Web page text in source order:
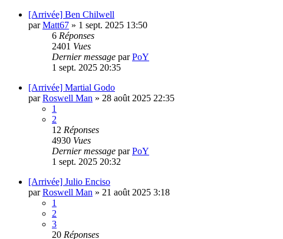
[Arrivée] Ben Chilwell
parMatt67 » 1 sept. 2025 13:50
6 Réponses
2401 Vues
Dernier message parPoY
1 sept. 2025 20:35
[Arrivée] Martial Godo
parRoswell Man » 28 août 2025 22:35
1
2
12 Réponses
4930 Vues
Dernier message parPoY
1 sept. 2025 20:32
[Arrivée] Julio Enciso
parRoswell Man » 21 août 2025 3:18
1
2
3
20 Réponses